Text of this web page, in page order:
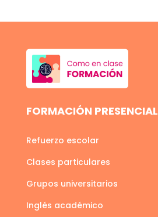
FORMACIÓN PRESENCIAL
Refuerzo escolar
Clases particulares
Grupos universitarios
Inglés académico